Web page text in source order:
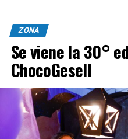
ZONA
Se viene la 30°
ChocoGesell